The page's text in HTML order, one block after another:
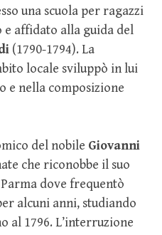
una scuola per ragazzi
affidato alla guida del
(1790-1794). La
locale sviluppò in lui
e nella composizione
del nobile Giovanni
che riconobbe il suo
dove frequentò
alcuni anni, studiando
al 1796. L’interruzione